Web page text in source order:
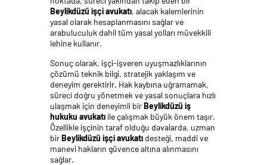
Beylikdüzü işçi avukatı, alacak kalemlerinin
yasal olarak hesaplanmasını sağlar ve
arabuluculuk dahil tüm yasal yolları müvekkili
lehine kullanır.
Sonuç olarak, işçi-işveren uyuşmazlıklarının
çözümü teknik bilgi, stratejik yaklaşım ve
deneyim gerektirir. Hak kaybına uğramamak,
süreci doğru yönetmek ve yasal sonuçlara hızlı
ulaşmak için deneyimli birBeylikdüzü iş
hukuku avukatıile çalışmak büyük önem taşır.
Özellikle işçinin taraf olduğu davalarda, uzman
birBeylikdüzü işçi avukatı desteği, maddi ve
manevi hakların güvence altına alınmasını
sağlar.